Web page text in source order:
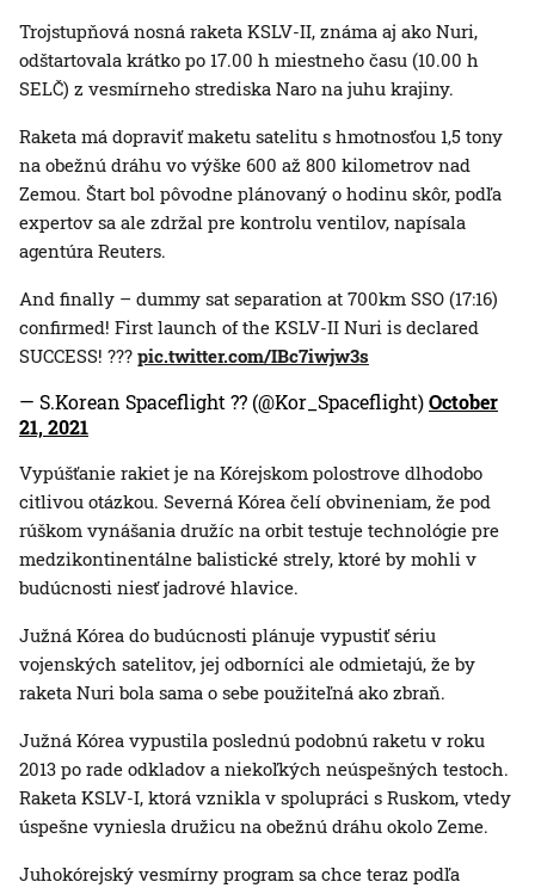
Trojstupňová nosná raketa KSLV-II, známa aj ako Nuri,
odštartovala krátko po 17.00 h miestneho času (10.00 h
SELČ) z vesmírneho strediska Naro na juhu krajiny.
Raketa má dopraviť maketu satelitu s hmotnosťou 1,5 tony
na obežnú dráhu vo výške 600 až 800 kilometrov nad
Zemou. Štart bol pôvodne plánovaný o hodinu skôr, podľa
expertov sa ale zdržal pre kontrolu ventilov, napísala
agentúra Reuters.
And finally – dummy sat separation at 700km SSO (17:16)
confirmed! First launch of the KSLV-II Nuri is declared
SUCCESS! ??? pic.twitter.com/IBc7iwjw3s
— S.Korean Spaceflight ?? (@Kor_Spaceflight)October
21, 2021
Vypúšťanie rakiet je na Kórejskom polostrove dlhodobo
citlivou otázkou. Severná Kórea čelí obvineniam, že pod
rúškom vynášania družíc na orbit testuje technológie pre
medzikontinentálne balistické strely, ktoré by mohli v
budúcnosti niesť jadrové hlavice.
Južná Kórea do budúcnosti plánuje vypustiť sériu
vojenských satelitov, jej odborníci ale odmietajú, že by
raketa Nuri bola sama o sebe použiteľná ako zbraň.
Južná Kórea vypustila poslednú podobnú raketu v roku
2013 po rade odkladov a niekoľkých neúspešných testoch.
Raketa KSLV-I, ktorá vznikla v spolupráci s Ruskom, vtedy
úspešne vyniesla družicu na obežnú dráhu okolo Zeme.
Juhokórejský vesmírny program sa chce teraz podľa